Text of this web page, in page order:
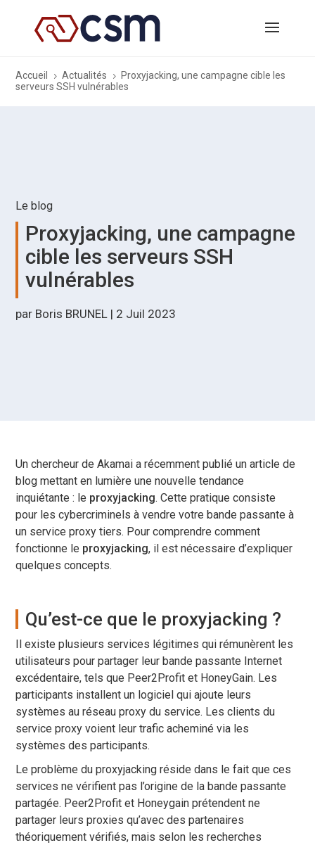
Accueil 5 Actualités 5
Proxyjacking, une campagne cible les
serveurs SSH vulnérables
Le blog
Proxyjacking, une campagne
cible les serveurs SSH
vulnérables
par Boris BRUNEL | 2 Juil 2023
Un chercheur de Akamai a récemment publié un article de
blog mettant en lumière une nouvelle tendance
inquiétante : le proxyjacking. Cette pratique consiste
pour les cybercriminels à vendre votre bande passante à
un service proxy tiers. Pour comprendre comment
fonctionne le proxyjacking, il est nécessaire d’expliquer
quelques concepts.
Qu’est-ce que le proxyjacking ?
Il existe plusieurs services légitimes qui rémunèrent les
utilisateurs pour partager leur bande passante Internet
excédentaire, tels que Peer2Profit et HoneyGain. Les
participants installent un logiciel qui ajoute leurs
systèmes au réseau proxy du service. Les clients du
service proxy voient leur trafic acheminé via les
systèmes des participants.
Le problème du proxyjacking réside dans le fait que ces
services ne vérifient pas l’origine de la bande passante
partagée. Peer2Profit et Honeygain prétendent ne
partager leurs proxies qu’avec des partenaires
théoriquement vérifiés, mais selon les recherches